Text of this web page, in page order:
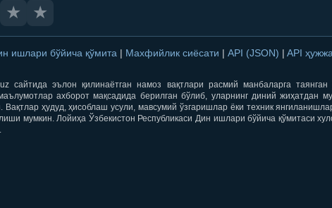
★ ★
ишлари бўйича қўмита | Махфийлик сиёсати | API (JSON) | API
сайтида эълон қилинаётган намоз вақтлари расмий манбаларга
ахборот мақсадида берилган бўлиб, уларнинг диний жиҳатдан
Вақтлар ҳудуд, ҳисоблаш усули, мавсумий ўзгаришлар ёки техник
мумкин. Лойиҳа Ўзбекистон Республикаси Дин ишлари бўйича қўмитаси